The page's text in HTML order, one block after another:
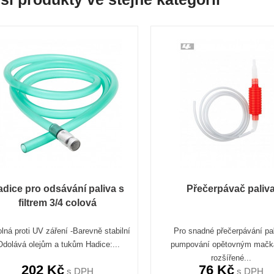
pro odsávání paliva s
filtrem 3/4 colová
proti UV záření -Barevně stabilní
olejům a tukům Hadice:...
202 Kčs DPH
Přečerpávač
Pro snadné přečerpávání
pumpování opětovným
rozšířené...
76 Kčs DPH